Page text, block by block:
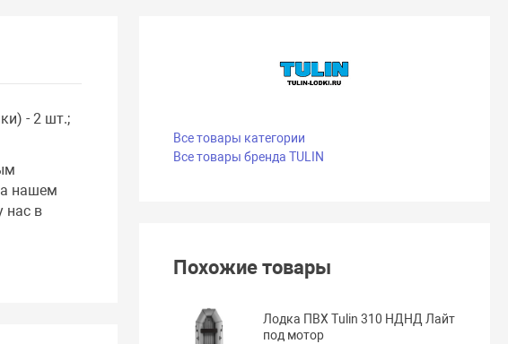
- 2 шт.;
нашем
нас в
Все товары категории
Все товары бренда TULIN
Похожие товары
Лодка ПВХ Tulin 310 НДНД Лайт
под мотор